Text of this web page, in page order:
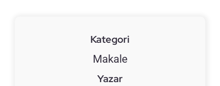
Kategori
Makale
Yazar